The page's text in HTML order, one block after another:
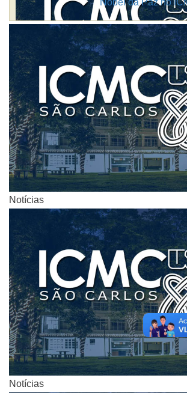
Nobel da Paz no
Notícias
Notícias
Notícias